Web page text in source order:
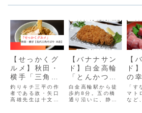
【せっかくグ
ルメ】秋田・
横手「三角そ
ばや」職人手
もみ麺の極上
中華そば
釣りキチ三平の作
者である故・矢口
高雄先生は十文字
【バナナサン
ド】白金高輪
「とんかつ王
龍」｜静かな
極上とんかつ
店
白金高輪駅から徒
歩約8分。五の橋
通り沿いに、静か
【
ド
の
こ
の
丼
「す
マト
など